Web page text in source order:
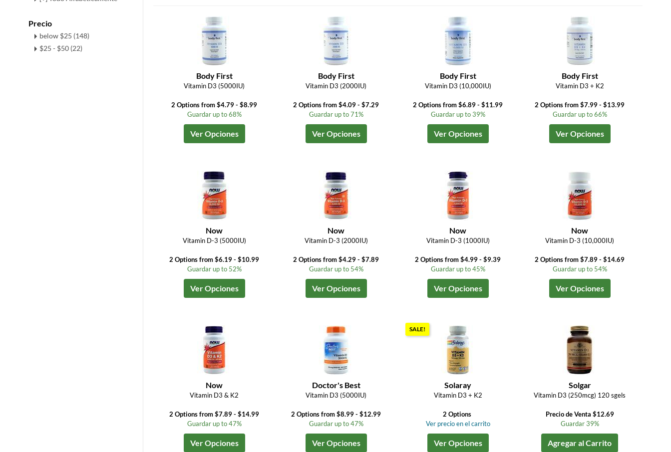
Precio
below $25 (148)
$25 - $50 (22)
Body First
Vitamin D3 (5000IU)
2 Options from $4.79 - $8.99
Guardar up to 68%
Ver Opciones
Body First
Vitamin D3 (2000IU)
2 Options from $4.09 - $7.29
Guardar up to 71%
Ver Opciones
Body First
Vitamin D3 (10,000IU)
2 Options from $6.89 - $11.99
Guardar up to 39%
Ver Opciones
Body First
Vitamin D3 + K2
2 Options from $7.99 - $13.99
Guardar up to 66%
Ver Opciones
Now
Vitamin D-3 (5000IU)
2 Options from $6.19 - $10.99
Guardar up to 52%
Ver Opciones
Now
Vitamin D-3 (2000IU)
2 Options from $4.29 - $7.89
Guardar up to 54%
Ver Opciones
Now
Vitamin D-3 (1000IU)
2 Options from $4.99 - $9.39
Guardar up to 45%
Ver Opciones
Now
Vitamin D-3 (10,000IU)
2 Options from $7.89 - $14.69
Guardar up to 54%
Ver Opciones
Now
Vitamin D3 & K2
2 Options from $7.89 - $14.99
Guardar up to 47%
Ver Opciones
Doctor's Best
Vitamin D3 (5000IU)
2 Options from $8.99 - $12.99
Guardar up to 47%
Ver Opciones
SALE!
Solaray
Vitamin D3 + K2
2 Options
Ver precio en el carrito
Ver Opciones
Solgar
Vitamin D3 (250mcg) 120 sgels
Precio de Venta $12.69
Guardar 39%
Agregar al Carrito